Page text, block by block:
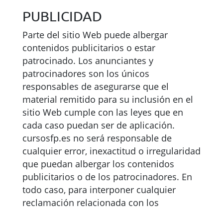
PUBLICIDAD
Parte del sitio Web puede albergar
contenidos publicitarios o estar
patrocinado. Los anunciantes y
patrocinadores son los únicos
responsables de asegurarse que el
material remitido para su inclusión en el
sitio Web cumple con las leyes que en
cada caso puedan ser de aplicación.
cursosfp.es no será responsable de
cualquier error, inexactitud o irregularidad
que puedan albergar los contenidos
publicitarios o de los patrocinadores. En
todo caso, para interponer cualquier
reclamación relacionada con los